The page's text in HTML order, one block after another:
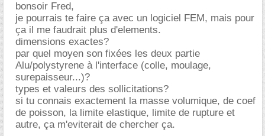
bonsoir Fred,
je pourrais te faire ça avec un logiciel FEM, mais pour
ça il me faudrait plus d'elements.
dimensions exactes?
par quel moyen son fixées les deux partie
Alu/polystyrene à l'interface (colle, moulage,
surepaisseur...)?
types et valeurs des sollicitations?
si tu connais exactement la masse volumique, de coef
de poisson, la limite elastique, limite de rupture et
autre, ça m'eviterait de chercher ça.